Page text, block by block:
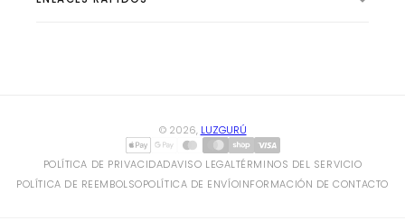
HOGAR Y ELECTRICIDAD© 2026, LUZGURÚ
POLÍTICA DE PRIVACIDADAVISO LEGALTÉRMINOS DEL SERVICIO
POLÍTICA DE REEMBOLSOPOLÍTICA DE ENVÍOINFORMACIÓN DE CONTACTO